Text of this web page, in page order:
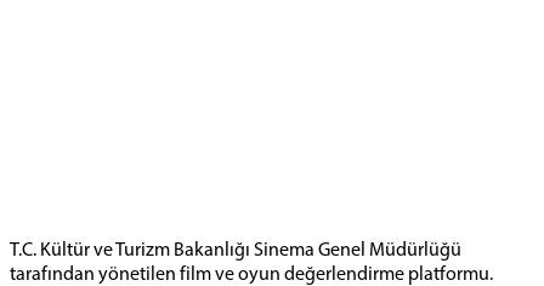
T.C. Kültür ve Turizm Bakanlığı Sinema Genel Müdürlüğü
tarafından yönetilen film ve oyun değerlendirme platformu.